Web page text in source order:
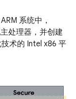
系统中，
处理器，并创建
术的 Intel x86 平